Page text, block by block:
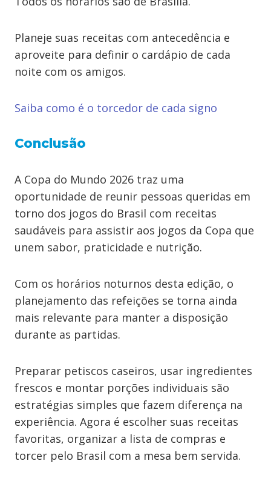
Planeje suas receitas com antecedência e
aproveite para definir o cardápio de cada
noite com os amigos.
Saiba como é o torcedor de cada signo
Conclusão
A Copa do Mundo 2026 traz uma
oportunidade de reunir pessoas queridas em
torno dos jogos do Brasil com receitas
saudáveis para assistir aos jogos da Copa que
unem sabor, praticidade e nutrição.
Com os horários noturnos desta edição, o
planejamento das refeições se torna ainda
mais relevante para manter a disposição
durante as partidas.
Preparar petiscos caseiros, usar ingredientes
frescos e montar porções individuais são
estratégias simples que fazem diferença na
experiência. Agora é escolher suas receitas
favoritas, organizar a lista de compras e
torcer pelo Brasil com a mesa bem servida.